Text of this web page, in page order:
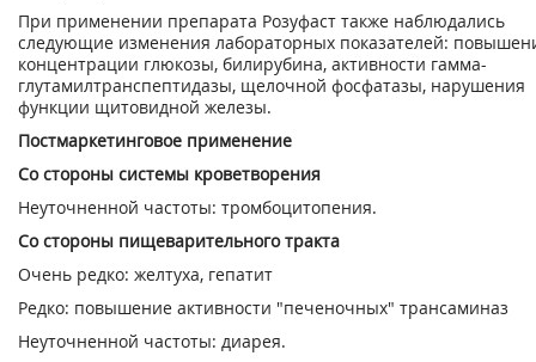
При применении препарата Розуфаст также наблюдались
следующие изменения лабораторных показателей:
концентрации глюкозы, билирубина, активности гамма-
глутамилтранспептидазы, щелочной фосфатазы, нарушения
функции щитовидной железы.
Постмаркетинговое применение
Со стороны системы кроветворения
Неуточненной частоты: тромбоцитопения.
Со стороны пищеварительного тракта
Очень редко: желтуха, гепатит
Редко: повышение активности "печеночных" трансаминаз
Неуточненной частоты: диарея.